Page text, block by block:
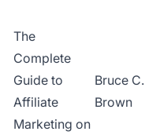
The
Complete
Guide to
Affiliate
Marketing on
Bruce C.
Brown